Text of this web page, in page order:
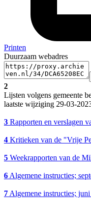
Printen
Duurzaam webadres
2
Lijsten volgens gemeente
laatste wijziging 29-03-
3 Rapporten en verslagen
4 Kritieken van de "Vrije
5 Weekrapporten van de
6Algemene instructies;
7Algemene instructies;